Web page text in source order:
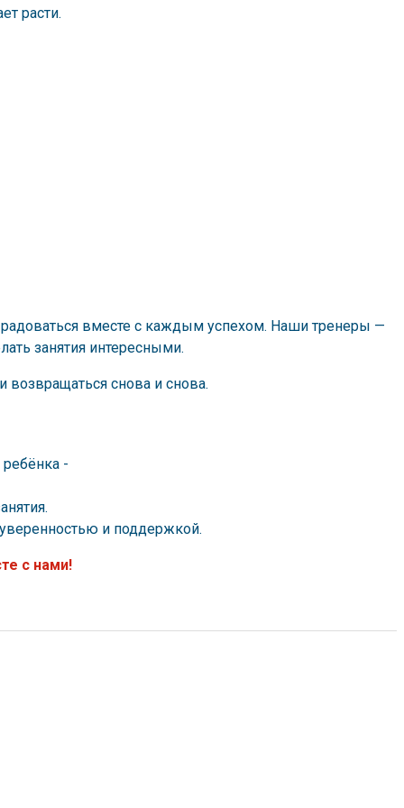
расти.
вместе с каждым успехом. Наши тренеры —
занятия интересными.
снова и снова.
ребёнка -
и поддержкой.
с нами!